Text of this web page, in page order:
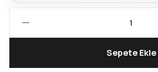
Sepete Ekle